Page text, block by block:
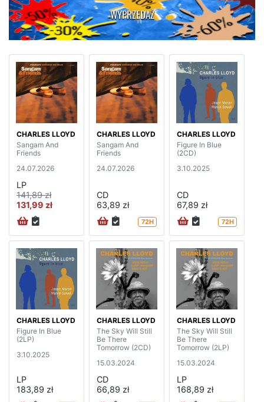
WYPRZEDAŻ
CHARLES LLOYD
Sangam And
Friends
24.07.2026
LP
141,89 zł
131,99 zł
CHARLES LLOYD
Sangam And
Friends
24.07.2026
CD
63,89 zł
72H
CHARLES LLOYD
Figure In Blue
(2CD)
3.10.2025
CD
67,89 zł
72H
CHARLES LLOYD
Figure In Blue
(2LP)
3.10.2025
LP
183,89 zł
CHARLES LLOYD
The Sky Will Still
Be There
Tomorrow (2CD)
15.03.2024
CD
66,89 zł
CHARLES LLOYD
The Sky Will Still
Be There
Tomorrow (2LP)
15.03.2024
LP
168,89 zł